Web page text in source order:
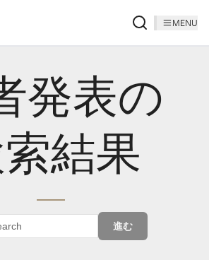
MENU
発表の
結果
進む